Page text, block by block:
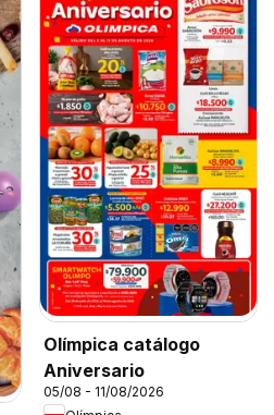
Olímpica catálogo
Aniversario
05/08 - 11/08/2026